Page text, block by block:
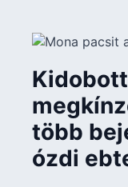
több
ózdi